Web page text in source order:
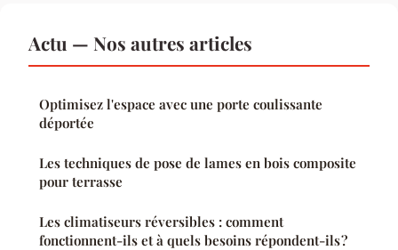
Actu — Nos autres articles
Optimisez l'espace avec une porte coulissante
déportée
Les techniques de pose de lames en bois composite
pour terrasse
Les climatiseurs réversibles : comment
fonctionnent-ils et à quels besoins répondent-ils ?